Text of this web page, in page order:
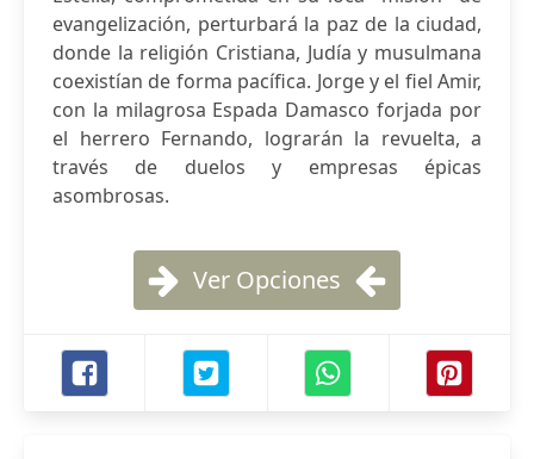
evangelización, perturbará la paz de la ciudad,
donde la religión Cristiana, Judía y musulmana
coexistían de forma pacífica. Jorge y el fiel Amir,
con la milagrosa Espada Damasco forjada por
el herrero Fernando, lograrán la revuelta, a
través de duelos y empresas épicas
asombrosas.
Ver Opciones